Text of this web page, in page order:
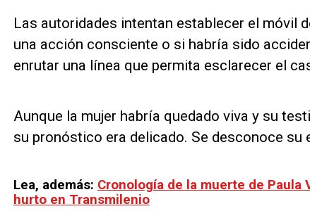
Las autoridades intentan establecer el móvil
una acción consciente o si habría sido
enrutar una línea que permita esclarecer el
Aunque la mujer habría quedado viva y su
su pronóstico era delicado. Se desconoce su
Lea, además: Cronología de la muerte de
hurto en Transmilenio